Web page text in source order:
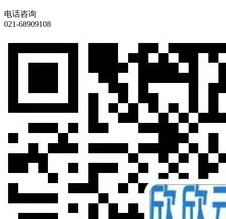
电话咨询
021-68909108